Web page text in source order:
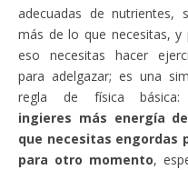
adecuadas de nutrientes,
más de lo que necesitas, y
eso necesitas hacer
para adelgazar; es una
regla de física básica:
ingieres más energía
que necesitas engordas
para otro momento,